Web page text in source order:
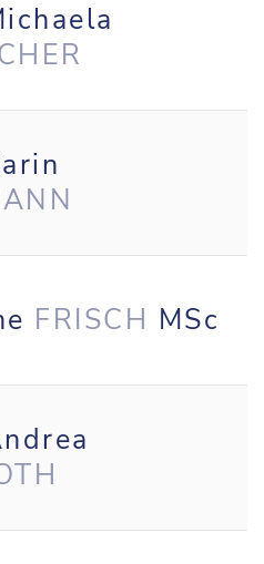
FRISCH MSc